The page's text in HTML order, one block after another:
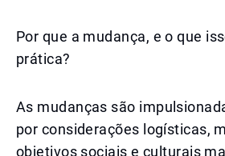
Por que a mudança, e o que
prática?
As mudanças são
por considerações logísticas,
objetivos sociais e culturais